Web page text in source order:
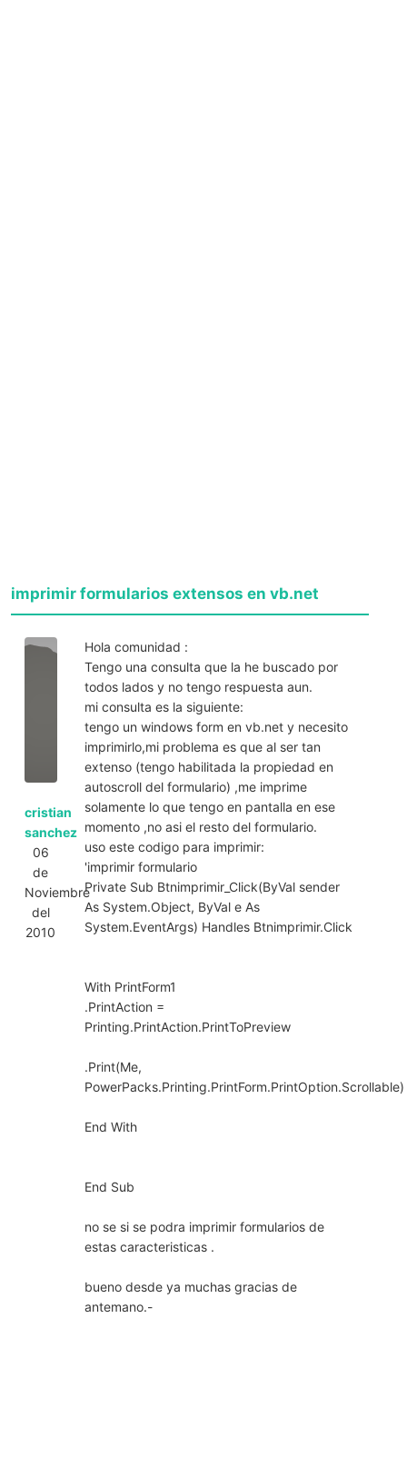
imprimir formularios extensos en vb.net
cristian
sanchez
06
de
Noviembre
del
2010
Hola comunidad :
Tengo una consulta que la he buscado por
todos lados y no tengo respuesta aun.
mi consulta es la siguiente:
tengo un windows form en vb.net y necesito
imprimirlo,mi problema es que al ser tan
extenso (tengo habilitada la propiedad en
autoscroll del formulario) ,me imprime
solamente lo que tengo en pantalla en ese
momento ,no asi el resto del formulario.
uso este codigo para imprimir:
'imprimir formulario
Private Sub Btnimprimir_Click(ByVal sender
As System.Object, ByVal e As
System.EventArgs) Handles Btnimprimir.Click
With PrintForm1
.PrintAction =
Printing.PrintAction.PrintToPreview
.Print(Me,
PowerPacks.Printing.PrintForm.PrintOption.Scrollable)
End With
End Sub
no se si se podra imprimir formularios de
estas caracteristicas .
bueno desde ya muchas gracias de
antemano.-